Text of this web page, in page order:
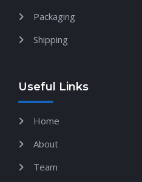
Packaging
Shipping
Useful Links
Home
About
Team